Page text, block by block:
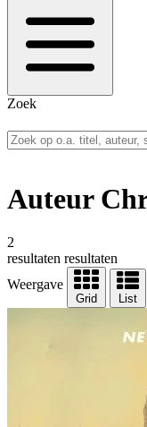
Zoek
Auteur
2
resultaten resultaten
Weergave
Grid List